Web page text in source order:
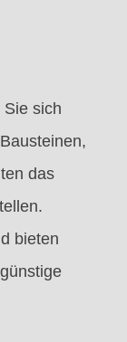
sich
das
bieten